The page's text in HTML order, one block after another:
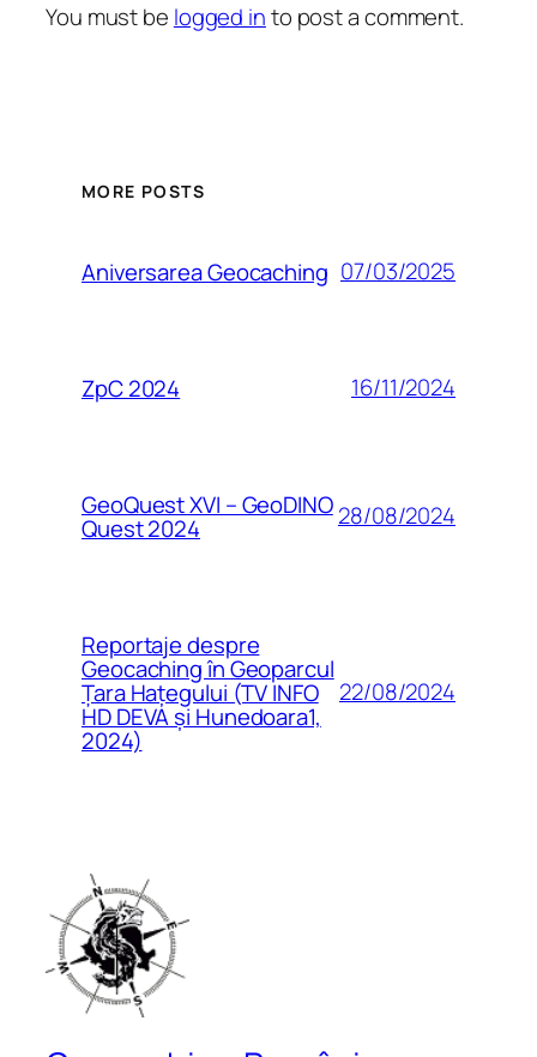
You must be logged into post a comment.
MORE POSTS
Aniversarea Geocaching 07/03/2025
ZpC 2024 16/11/2024
GeoQuest XVI – GeoDINO
Quest 2024 28/08/2024
Reportaje despre
Geocaching în Geoparcul
Țara Hațegului (TV INFO
HD DEVA și Hunedoara1,
2024)
22/08/2024